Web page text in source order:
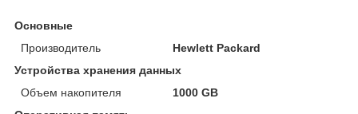
Основные
Производитель
Hewlett Packard
Устройства хранения данных
Объем накопителя
1000 GB